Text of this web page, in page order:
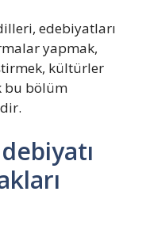
edebiyatları
yapmak,
kültürler
bu bölüm